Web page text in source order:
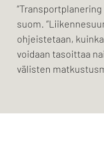
”Transportplanering
suom.
ohjeistetaan,
voidaan tasoittaa
välisten